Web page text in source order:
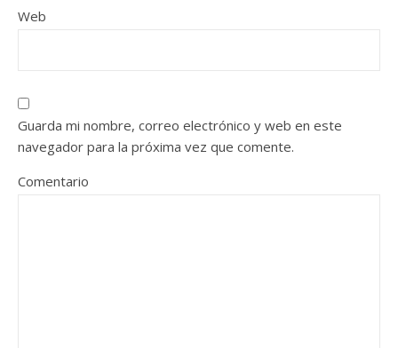
Web
Guarda mi nombre, correo electrónico y web en este
navegador para la próxima vez que comente.
Comentario